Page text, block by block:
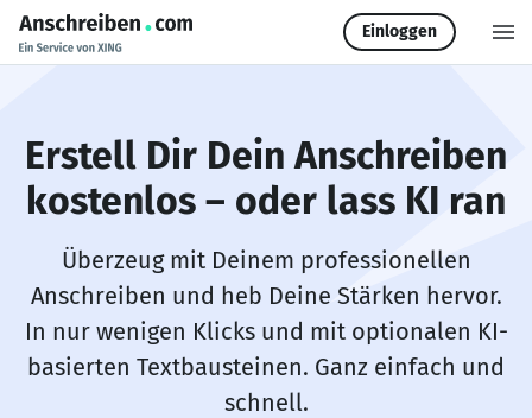
Einloggen
Erstell Dir Dein Anschreiben
kostenlos – oder lass KI ran
Überzeug mit Deinem professionellen
Anschreiben und heb Deine Stärken hervor.
In nur wenigen Klicks und mit optionalen KI-
basierten Textbausteinen. Ganz einfach und
schnell.